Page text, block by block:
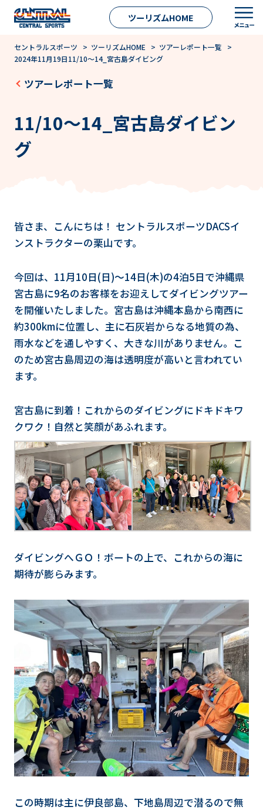
ツーリズムHOME
セントラルスポーツ > ツーリズムHOME > ツアーレポート一覧 >
2024年11月19日11/10～14_宮古島ダイビング
ツアーレポート一覧
11/10～14_宮古島ダイビン
グ
皆さま、こんにちは！ セントラルスポーツDACSイ
ンストラクターの栗山です。
今回は、11月10日(日)～14日(木)の4泊5日で沖縄県
宮古島に9名のお客様をお迎えしてダイビングツアー
を開催いたしました。宮古島は沖縄本島から南西に
約300kmに位置し、主に石灰岩からなる地質の為、
雨水などを通しやすく、大きな川がありません。こ
のため宮古島周辺の海は透明度が高いと言われてい
ます。
宮古島に到着！これからのダイビングにドキドキワ
クワク！自然と笑顔があふれます。
ダイビングへＧＯ！ボートの上で、これからの海に
期待が膨らみます。
この時期は主に伊良部島、下地島周辺で潜るので無